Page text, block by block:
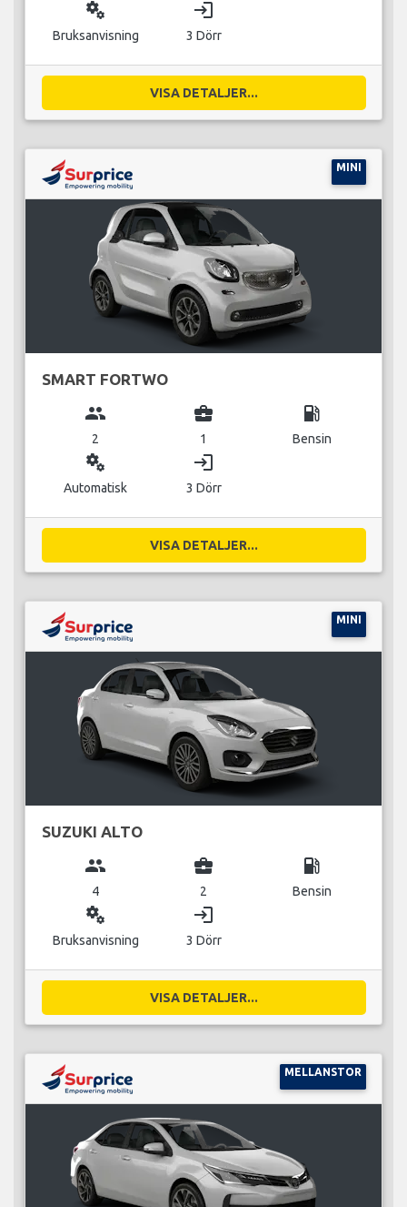
miscellaneous_services
Bruksanvisning
login
3 Dörr
VISA DETALJER...
MINI
SMART FORTWO
group
2
business_center
1
local_gas_station
Bensin
miscellaneous_services
Automatisk
login
3 Dörr
VISA DETALJER...
MINI
SUZUKI ALTO
group
4
business_center
2
local_gas_station
Bensin
miscellaneous_services
Bruksanvisning
login
3 Dörr
VISA DETALJER...
MELLANSTOR